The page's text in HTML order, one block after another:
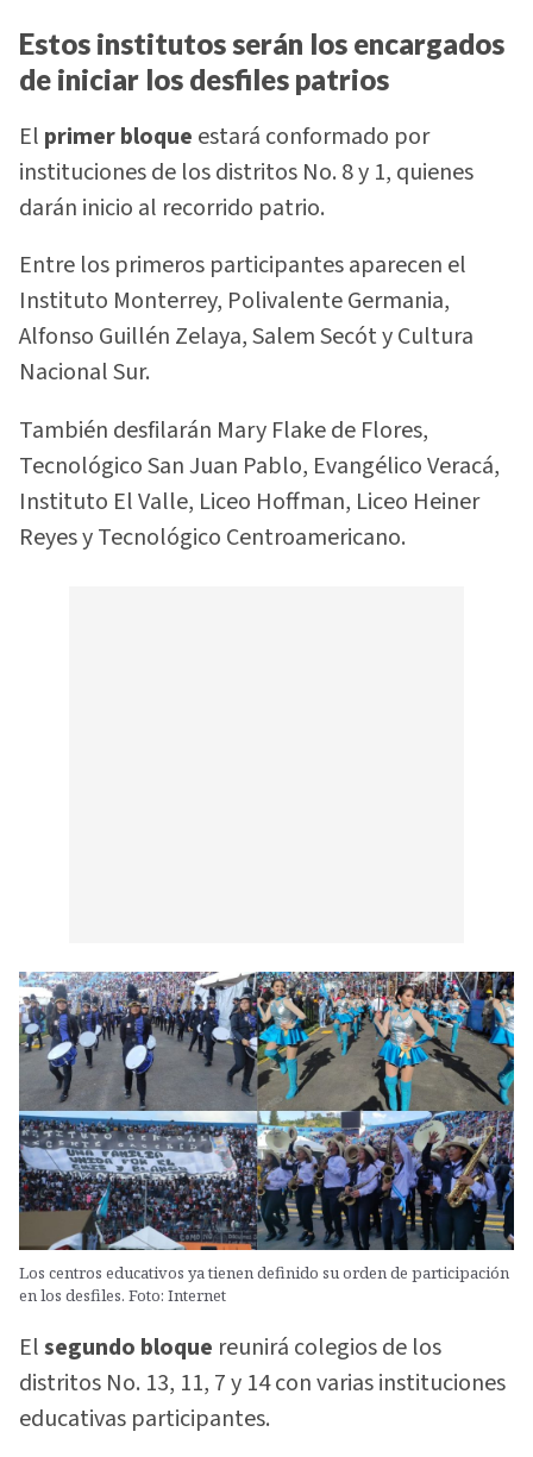
Estos institutos serán los encargados
de iniciar los desfiles patrios
El primer bloque estará conformado por
instituciones de los distritos No. 8 y 1, quienes
darán inicio al recorrido patrio.
Entre los primeros participantes aparecen el
Instituto Monterrey, Polivalente Germania,
Alfonso Guillén Zelaya, Salem Secót y Cultura
Nacional Sur.
También desfilarán Mary Flake de Flores,
Tecnológico San Juan Pablo, Evangélico Veracá,
Instituto El Valle, Liceo Hoffman, Liceo Heiner
Reyes y Tecnológico Centroamericano.
Los centros educativos ya tienen definido su orden de participación
en los desfiles. Foto: Internet
Elsegundo bloque reunirá colegios de los
distritos No. 13, 11, 7 y 14 con varias instituciones
educativas participantes.